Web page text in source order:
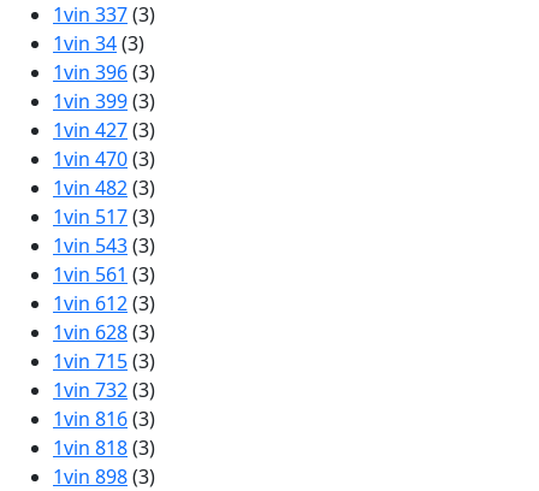
1vin 337(3)
1vin 34(3)
1vin 396(3)
1vin 399(3)
1vin 427(3)
1vin 470(3)
1vin 482(3)
1vin 517(3)
1vin 543(3)
1vin 561 (3)
1vin 612(3)
1vin 628(3)
1vin 715(3)
1vin 732(3)
1vin 816(3)
1vin 818(3)
1vin 898(3)